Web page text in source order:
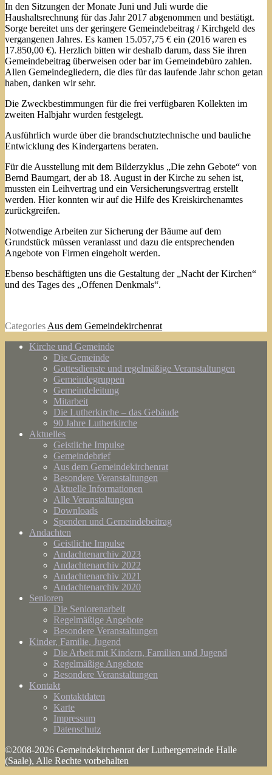
In den Sitzungen der Monate Juni und Juli wurde die
Haushaltsrechnung für das Jahr 2017 abgenommen und bestätigt.
Sorge bereitet uns der geringere Gemeindebeitrag / Kirchgeld des
vergangenen Jahres. Es kamen 15.057,75 € ein (2016 waren es
17.850,00 €). Herzlich bitten wir deshalb darum, dass Sie ihren
Gemeindebeitrag überweisen oder bar im Gemeindebüro zahlen.
Allen Gemeindegliedern, die dies für das laufende Jahr schon getan
haben, danken wir sehr.
Die Zweckbestimmungen für die frei verfügbaren Kollekten im
zweiten Halbjahr wurden festgelegt.
Ausführlich wurde über die brandschutztechnische und bauliche
Entwicklung des Kindergartens beraten.
Für die Ausstellung mit dem Bilderzyklus „Die zehn Gebote“ von
Bernd Baumgart, der ab 18. August in der Kirche zu sehen ist,
mussten ein Leihvertrag und ein Versicherungsvertrag erstellt
werden. Hier konnten wir auf die Hilfe des Kreiskirchenamtes
zurückgreifen.
Notwendige Arbeiten zur Sicherung der Bäume auf dem
Grundstück müssen veranlasst und dazu die entsprechenden
Angebote von Firmen eingeholt werden.
Ebenso beschäftigten uns die Gestaltung der „Nacht der Kirchen“
und des Tages des „Offenen Denkmals“.
Categories Aus dem Gemeindekirchenrat
Kirche und Gemeinde
Die Gemeinde
Gottesdienste und regelmäßige Veranstaltungen
Gemeindegruppen
Gemeindeleitung
Mitarbeit
Die Lutherkirche – das Gebäude
90 Jahre Lutherkirche
Aktuelles
Geistliche Impulse
Gemeindebrief
Aus dem Gemeindekirchenrat
Besondere Veranstaltungen
Aktuelle Informationen
Alle Veranstaltungen
Downloads
Spenden und Gemeindebeitrag
Andachten
Geistliche Impulse
Andachtenarchiv 2023
Andachtenarchiv 2022
Andachtenarchiv 2021
Andachtenarchiv 2020
Senioren
Die Seniorenarbeit
Regelmäßige Angebote
Besondere Veranstaltungen
Kinder, Familie, Jugend
Die Arbeit mit Kindern, Familien und Jugend
Regelmäßige Angebote
Besondere Veranstaltungen
Kontakt
Kontaktdaten
Karte
Impressum
Datenschutz
©2008-2026 Gemeindekirchenrat der Luthergemeinde Halle
(Saale), Alle Rechte vorbehalten